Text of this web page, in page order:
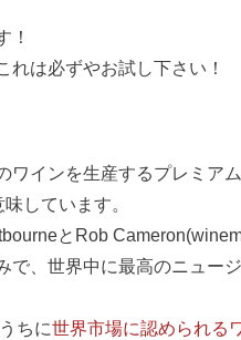
！
れは必ずやお試し下さい！
インを生産するプレミアム
しています。
とRob
、世界中に最高のニュー
ちに世界市場に認められる